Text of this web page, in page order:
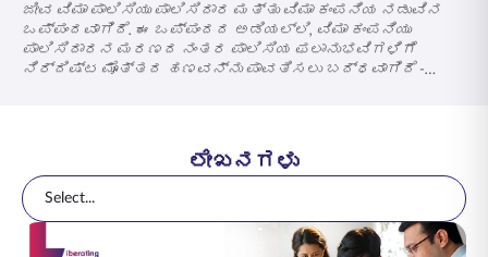
ಜೀವ ವಿಮಾ ಪಾಲಿಸಿಯು ಪಾಲಿಸಿದಾರ ಮತ್ತು ವಿಮಾ ಕಂಪನಿಯ ನಡುವಿನ
ಒಪ್ಪಂದವಾಗಿದೆ. ಈ ಒಪ್ಪಂದದ ಅಡಿಯಲ್ಲಿ, ವಿಮಾ ಕಂಪನಿಯು
ಪಾಲಿಸಿದಾರನ ಮರಣದ ನಂತರ ಪಾಲಿಸಿಯ ಫಲಾನುಭವಿಗಳಿಗೆ
ನಿರ್ದಿಷ್ಟ ಮೊತ್ತದ ಹಣವನ್ನು ಪಾವತಿಸಲು ಬದ್ಧವಾಗಿದೆ -
ಲೇಖನಗಳು
Select...